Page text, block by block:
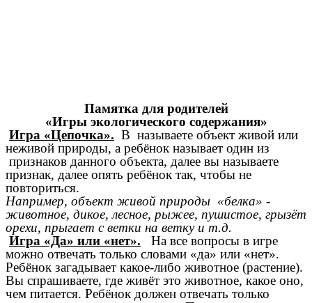
Памятка для родителей
«Игры экологического содержания»
Игра «Цепочка». В называете объект живой или
неживой природы, а ребёнок называет один из
признаков данного объекта, далее вы называете
признак, далее опять ребёнок так, чтобы не
повториться.
Например, объект живой природы «белка» -
животное, дикое, лесное, рыжее, пушистое, грызёт
орехи, прыгает с ветки на ветку и т.д.
Игра «Да» или «нет». На все вопросы в игре
можно отвечать только словами «да» или «нет».
Ребёнок загадывает какое-либо животное (растение).
Вы спрашиваете, где живёт это животное, какое оно,
чем питается. Ребёнок должен отвечать только